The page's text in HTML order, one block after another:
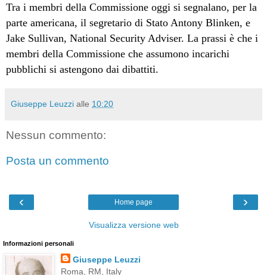
Tra i membri della Commissione oggi si segnalano, per la
parte americana, il segretario di Stato Antony Blinken, e
Jake Sullivan, National Security Adviser. La prassi è che i
membri della Commissione che assumono incarichi
pubblichi si astengono dai dibattiti.
Giuseppe Leuzzi alle 10:20
Nessun commento:
Posta un commento
‹ ›
Home page
Visualizza versione web
Informazioni personali
Giuseppe Leuzzi
Roma, RM, Italy